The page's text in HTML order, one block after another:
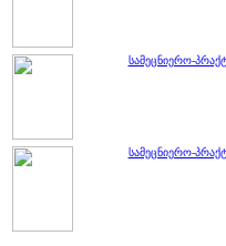
სამეცნიერო-
სამეცნიერო-